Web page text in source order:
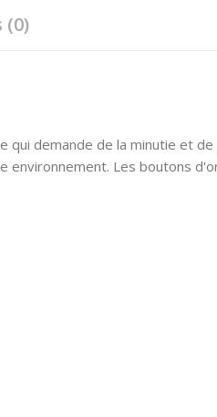
(0)
demande de la minutie et
Les boutons